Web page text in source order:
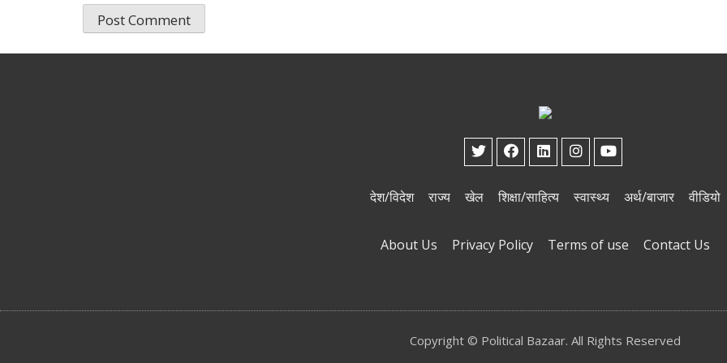
देश/विदेश राज्य खेल शिक्षा/साहित्य स्वास्थ्य अर्थ/बाजार वीडियो
About Us Privacy Policy Terms of use Contact Us
Copyright © Political Bazaar. All Rights Reserved